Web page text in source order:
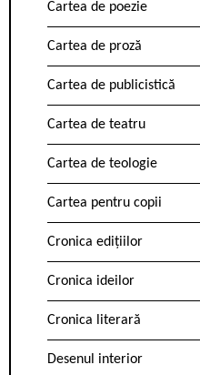
Cartea de poezie
Cartea de proză
Cartea de publicistică
Cartea de teatru
Cartea de teologie
Cartea pentru copii
Cronica edițiilor
Cronica ideilor
Cronica literară
Desenul interior